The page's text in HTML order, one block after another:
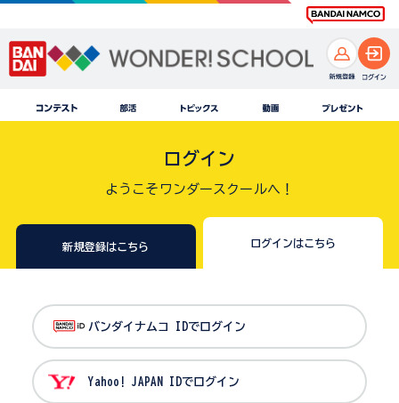
ログイン
ようこそワンダースクールへ！
新規登録はこちら ログインはこちら
バンダイナムコ IDでログイン
Yahoo! JAPAN IDでログイン